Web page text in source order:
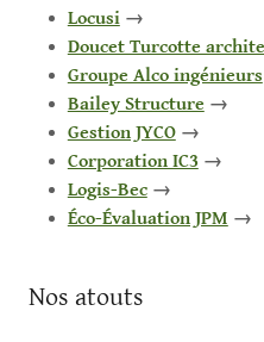
Locusi→
Doucet Turcotte
Groupe Alco ingénieurs
Bailey Structure→
Gestion JYCO→
Corporation IC3 →
Logis-Bec→
Éco-Évaluation JPM →
Nos atouts